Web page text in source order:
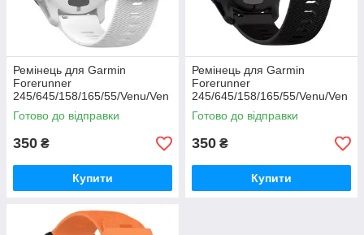
Ремінець для Garmin
Forerunner
245/645/158/165/55/Venu/Ven
u2/Vivoactive 3/5 (білий)
Готово до відправки
350 ₴
Купити
Ремінець для Garmin
Forerunner
245/645/158/165/55/Venu/Ven
u2/Vivoactive 3/5 (чорний)
Готово до відправки
350 ₴
Купити